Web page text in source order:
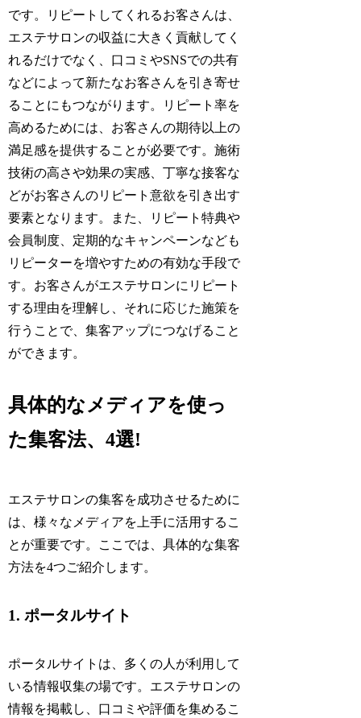
です。リピートしてくれるお客さんは、
エステサロンの収益に大きく貢献してく
れるだけでなく、口コミやSNSでの共有
などによって新たなお客さんを引き寄せ
ることにもつながります。リピート率を
高めるためには、お客さんの期待以上の
満足感を提供することが必要です。施術
技術の高さや効果の実感、丁寧な接客な
どがお客さんのリピート意欲を引き出す
要素となります。また、リピート特典や
会員制度、定期的なキャンペーンなども
リピーターを増やすための有効な手段で
す。お客さんがエステサロンにリピート
する理由を理解し、それに応じた施策を
行うことで、集客アップにつなげること
ができます。
具体的なメディアを使っ
た集客法、4選!
エステサロンの集客を成功させるために
は、様々なメディアを上手に活用するこ
とが重要です。ここでは、具体的な集客
方法を4つご紹介します。
1. ポータルサイト
ポータルサイトは、多くの人が利用して
いる情報収集の場です。エステサロンの
情報を掲載し、口コミや評価を集めるこ